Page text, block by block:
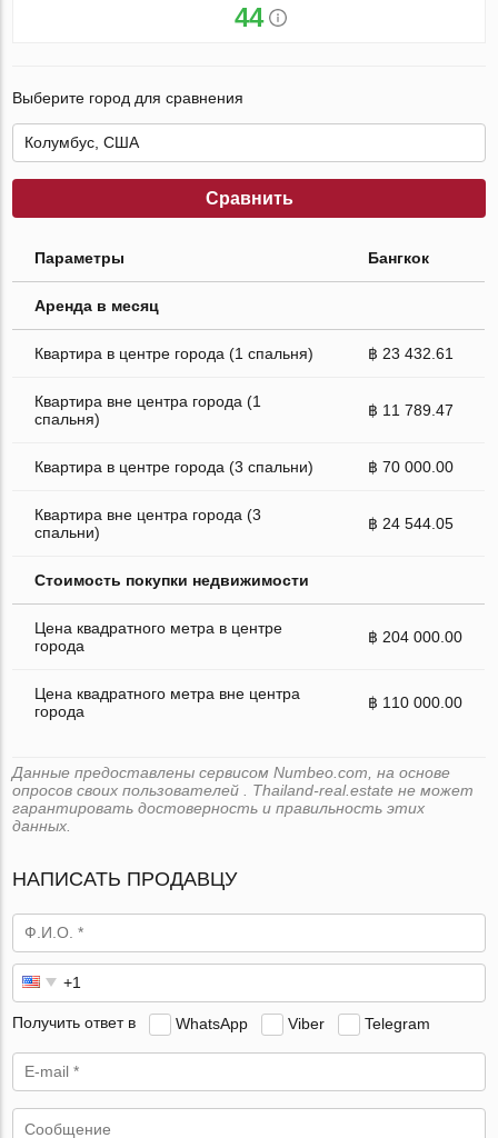
44
Выберите город для сравнения
Сравнить
Параметры Бангкок
Аренда в месяц
Квартира в центре города (1 спальня) ฿ 23 432.61
Квартира вне центра города (1
спальня)
฿ 11 789.47
Квартира в центре города (3 спальни) ฿ 70 000.00
Квартира вне центра города (3
спальни)
฿ 24 544.05
Стоимость покупки недвижимости
Цена квадратного метра в центре
города
฿ 204 000.00
Цена квадратного метра вне центра
города
฿ 110 000.00
Данные предоставлены сервисом Numbeo.com, на основе
опросов своих пользователей . Thailand-real.estate не может
гарантировать достоверность и правильность этих
данных.
НАПИСАТЬ ПРОДАВЦУ
Получить ответ в WhatsApp Viber Telegram